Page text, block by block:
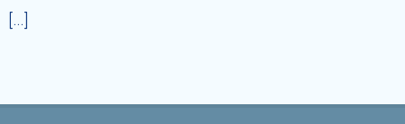
[…]